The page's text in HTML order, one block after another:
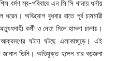
বর্মণ স্ব-পরিবারে এন সি সি থানায় ধর্নায়
অভিযোগ বুধবার রাতে পূর্ব চামমারী
কর্মী ও নেতা মিলে হামলা চালায়।
আক্রমণের ঘটনা ঘটছে এলাকাজুড়ে। এই
জানান তিনি। অভিযুক্ত হলেন চার বড়জলা